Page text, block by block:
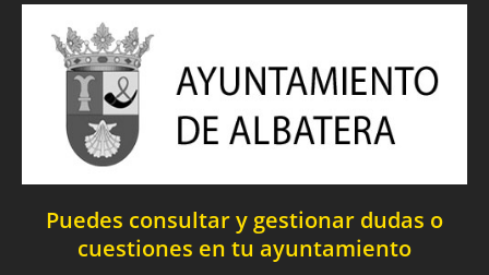
Puedes consultar y gestionar dudas o
cuestiones en tu ayuntamiento